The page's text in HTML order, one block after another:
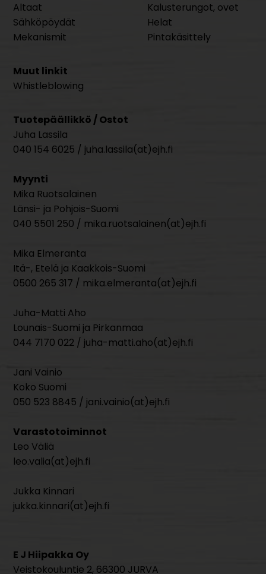
Altaat
Sähköpöydät
Mekanismit
Kalusterungot, ovet
Helat
Pintakäsittely
Muut linkit
Whistleblowing
Tuotepäällikkö / Ostot
Juha Lassila
040 154 6025 / juha.lassila(at)ejh.fi
Myynti
Mika Ruotsalainen
Länsi- ja Pohjois-Suomi
040 5501 250 / mika.ruotsalainen(at)ejh.fi
Mika Elmeranta
Itä-, Etelä ja Kaakkois-Suomi
0500 265 317 / mika.elmeranta(at)ejh.fi
Juha-Matti Aho
Lounais-Suomi ja Pirkanmaa
044 7170 022 / juha-matti.aho(at)ejh.fi
Jani Vainio
Koko Suomi
050 523 8845 / jani.vainio(at)ejh.fi
Varastotoiminnot
Leo Väliä
leo.valia(at)ejh.fi
Jukka Kinnari
jukka.kinnari(at)ejh.fi
E J Hiipakka Oy
Veistokouluntie 2, 66300 JURVA